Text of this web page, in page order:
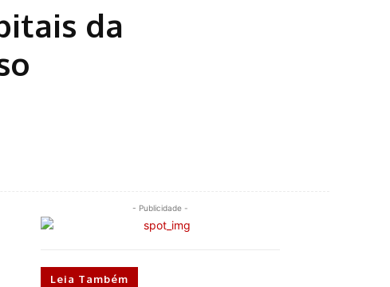
da
- Publicidade -
Leia Também